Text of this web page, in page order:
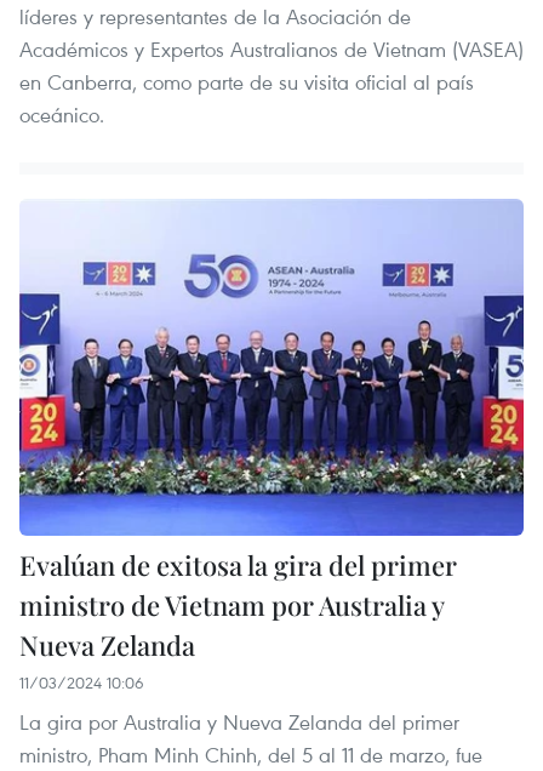
líderes y representantes de la Asociación de
Académicos y Expertos Australianos de Vietnam (VASEA)
en Canberra, como parte de su visita oficial al país
oceánico.
Evalúan de exitosa la gira del primer
ministro de Vietnam por Australia y
Nueva Zelanda
11/03/2024 10:06
La gira por Australia y Nueva Zelanda del primer
ministro, Pham Minh Chinh, del 5 al 11 de marzo, fue